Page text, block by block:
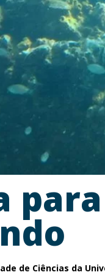
de Ciências da